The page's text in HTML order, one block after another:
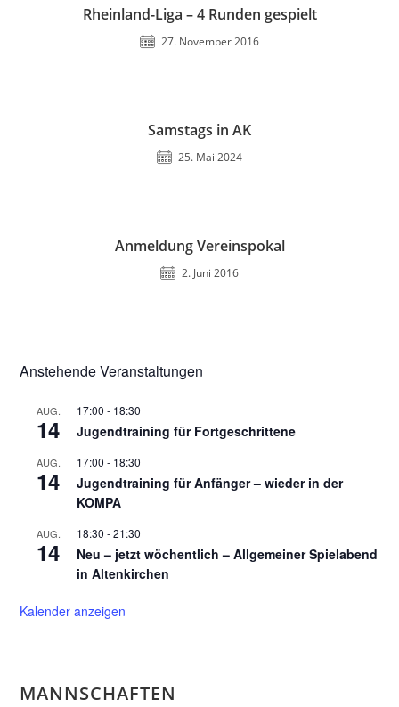
Rheinland-Liga – 4 Runden gespielt
27. November 2016
Samstags in AK
25. Mai 2024
Anmeldung Vereinspokal
2. Juni 2016
Anstehende Veranstaltungen
AUG.
14
17:00 - 18:30
Jugendtraining für Fortgeschrittene
AUG.
14
17:00 - 18:30
Jugendtraining für Anfänger – wieder in der
KOMPA
AUG.
14
18:30 -21:30
Neu – jetzt wöchentlich – Allgemeiner Spielabend
in Altenkirchen
Kalender anzeigen
MANNSCHAFTEN